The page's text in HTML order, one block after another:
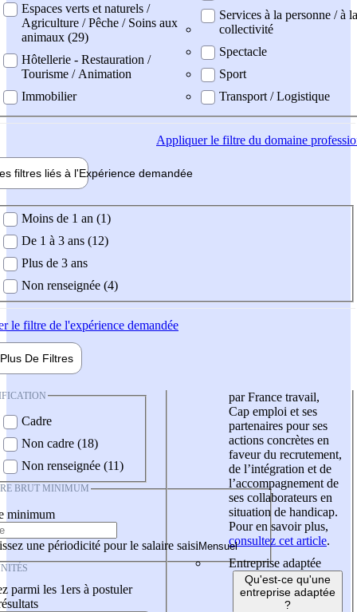
Espaces verts et naturels /
Agriculture / Pêche / Soins aux
animaux (29)
Hôtellerie - Restauration /
Tourisme / Animation
Immobilier
Services à la personne / à la
collectivité
Spectacle
Sport
Transport / Logistique
Appliquerle filtre du domaine
filtres liés à l'Expérience demandée
demandée
Moins de 1 an (1)
De 1 à 3 ans (12)
Plus de 3 ans
Non renseignée (4)
le filtre de l'expérience demandée
Plus De Filtres
Cadre
Non cadre (18)
Non renseignée (11)
BRUT MINIMUM
minimum
une périodicité pour le salaire saisi
parmi les 1ers à postuler
par France travail,
Cap emploi et ses
partenaires pour ses
actions concrètes en
faveur du recrutement,
de l’intégration et de
l’accompagnement de
ses collaborateurs en
situation de handicap.
Pour en savoir plus,
consultez cet article.
Entreprise adaptée
Qu'est-ce qu'une
entreprise adaptée
?